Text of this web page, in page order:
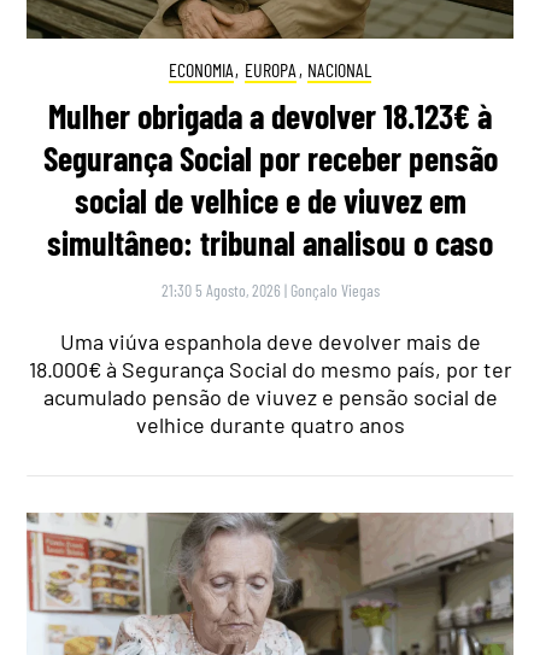
ECONOMIA, EUROPA , NACIONAL
Mulher obrigada a devolver 18.123€ à
Segurança Social por receber pensão
social de velhice e de viuvez em
simultâneo: tribunal analisou o caso
21:30 5 Agosto, 2026 | Gonçalo Viegas
Uma viúva espanhola deve devolver mais de
18.000€ à Segurança Social do mesmo país, por ter
acumulado pensão de viuvez e pensão social de
velhice durante quatro anos